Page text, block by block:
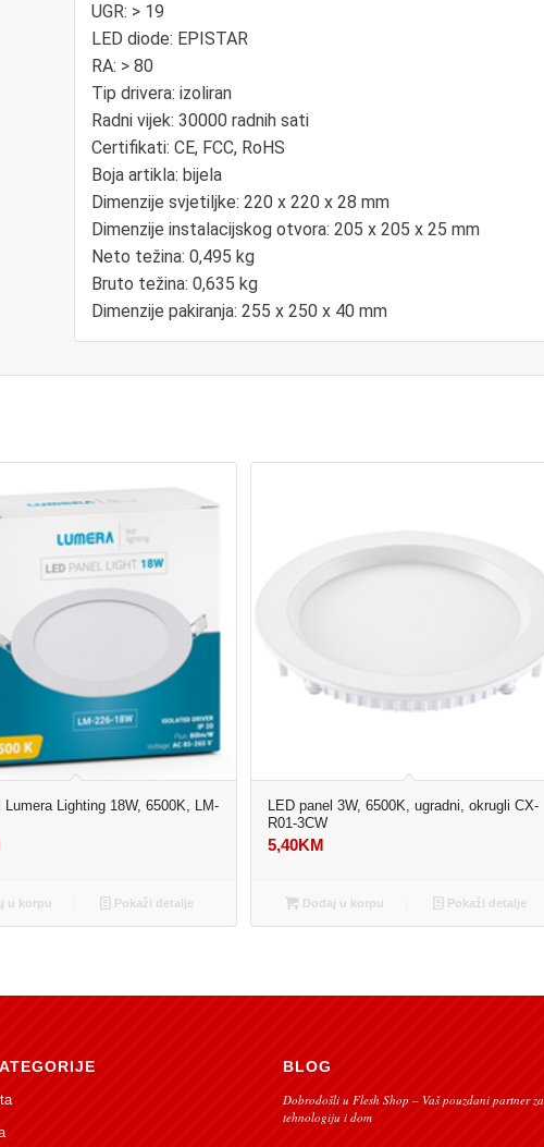
UGR: > 19
LED diode: EPISTAR
RA: > 80
Tip drivera: izoliran
Radni vijek: 30000 radnih sati
Certifikati: CE, FCC, RoHS
Boja artikla: bijela
Dimenzije svjetiljke: 220 x 220 x 28 mm
Dimenzije instalacijskog otvora: 205 x 205 x 25 mm
Neto težina: 0,495 kg
Bruto težina: 0,635 kg
Dimenzije pakiranja: 255 x 250 x 40 mm
Lumera Lighting 18W, 6500K, LM-
u korpu Pokaži detalje
LED panel 3W, 6500K, ugradni, okrugli CX-
R01-3CW
5,40KM
Dodaj u korpu Pokaži detalje
BLOG
Dobrodošli u Flesh Shop – Vaš pouzdani partner za
tehnologiju i dom